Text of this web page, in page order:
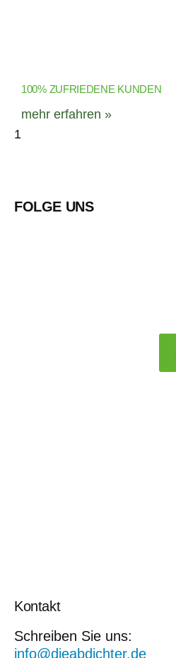
100% ZUFRIEDENE KUNDEN
mehr erfahren »
FOLGE UNS
Kontakt
Schreiben Sie uns:
info@dieabdichter.de